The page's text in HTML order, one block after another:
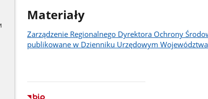
Materiały
Zarządzenie Regionalnego Dyrektora Ochrony
publikowane w Dzienniku Urzędowym